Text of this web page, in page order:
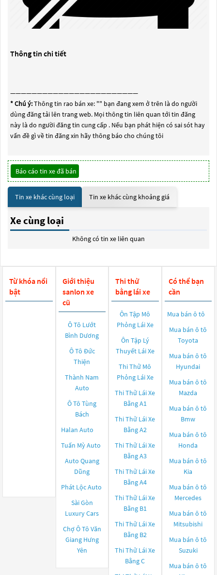
Thông tin chi tiết
————————————————————————
* Chú ý:Thông tin rao bán xe: "" bạn đang xem ở trên là do người
dùng đăng tải lên trang web. Mọi thông tin liên quan tới tin đăng
này là do người đăng tin cung cấp . Nếu bạn phát hiện có sai sót hay
vấn đề gì về tin đăng xin hãy thông báo cho chúng tôi
Báo cáo tin xe đã bán
Tin xe khác cùng loại Tin xe khác cùng khoảng giá
Xe cùng loại
Không có tin xe liên quan
Từ khóa nổi
bật
Giới thiệu
sanlon xe
cũ
Ô Tô Lướt
Bình Dương
Ô Tô Đức
Thiện
Thành Nam
Auto
Ô Tô Tùng
Bách
Halan Auto
Tuấn Mỳ Auto
Auto Quang
Dũng
Phát Lộc Auto
Sài Gòn
Luxury Cars
Chợ Ô Tô Văn
Giang Hưng
Yên
Thi thử
bằng lái xe
Ôn Tập Mô
Phỏng Lái Xe
Ôn Tập Lý
Thuyết Lái Xe
Thi Thử Mô
Phỏng Lái Xe
Thi Thử Lái Xe
Bằng A1
Thi Thử Lái Xe
Bằng A2
Thi Thử Lái Xe
Bằng A3
Thi Thử Lái Xe
Bằng A4
Thi Thử Lái Xe
Bằng B1
Thi Thử Lái Xe
Bằng B2
Thi Thử Lái Xe
Bằng C
Có thể bạn
cần
Mua bán ô tô
Mua bán ô tô
Toyota
Mua bán ô tô
Hyundai
Mua bán ô tô
Mazda
Mua bán ô tô
Bmw
Mua bán ô tô
Honda
Mua bán ô tô
Kia
Mua bán ô tô
Mercedes
Mua bán ô tô
Mitsubishi
Mua bán ô tô
Suzuki
Mua bán ô tô